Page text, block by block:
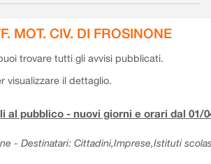
MOT. CIV. DI FROSINONE
trovare tutti gli avvisi pubblicati.
visualizzare il dettaglio.
al pubblico - nuovi giorni e orari dal 01/
- Destinatari: Cittadini,Imprese,Istituti